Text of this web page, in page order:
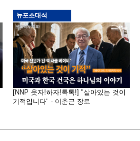
뉴포초대석
[NNP 웃자!하자!톡톡!] "살아있는 것이
기적입니다" - 이춘근 장로